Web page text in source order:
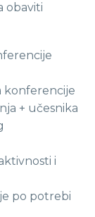
obaviti
konferencije
+ učesnika
i
po potrebi